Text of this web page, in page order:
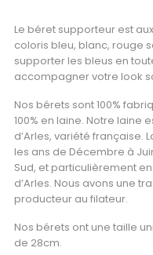
Le béret supporteur est
coloris bleu, blanc, rouge
supporter les bleus en
accompagner votre look
Nos bérets sont 100%
100% en laine. Notre laine
d’Arles, variété française.
les ans de Décembre à
Sud, et particulièrement
d’Arles. Nous avons une
producteur au filateur.
Nos bérets ont une taille
de 28cm.